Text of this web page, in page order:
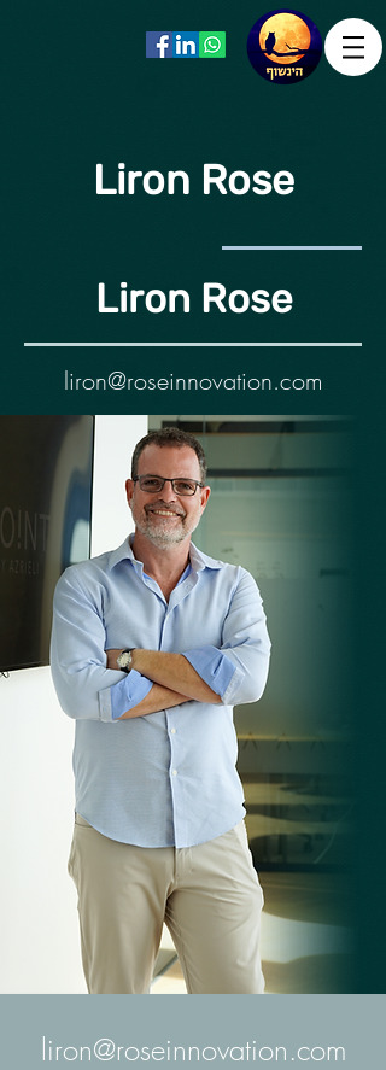
Liron Rose
Liron Rose
liron@roseinnovation.com
liron@roseinnovation.com